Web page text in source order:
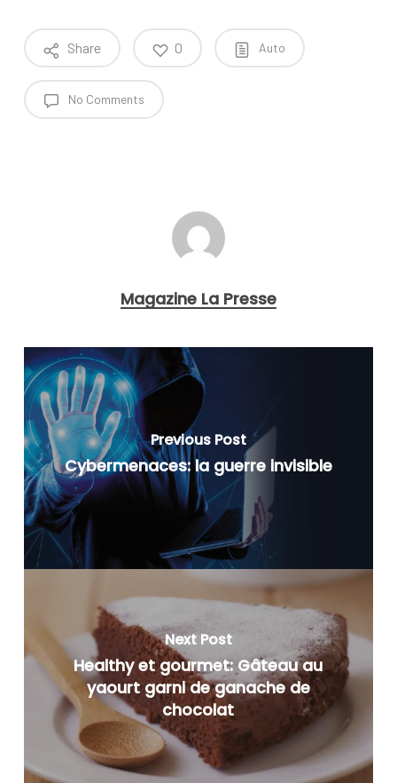
Share 0 Auto
No Comments
Magazine La Presse
Previous Post
Cybermenaces: la guerre invisible
Next Post
Healthy et gourmet: Gâteau au
yaourt garni de ganache de
chocolat